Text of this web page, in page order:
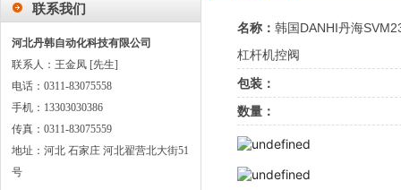
联系我们
河北丹韩自动化科技有限公司
联系人：王金凤 [先生]
电话：0311-83075558
手机：13303030386
传真：0311-83075559
地址：河北 石家庄 河北翟营北大街51
号
名称： 韩国DANHI丹海
杠杆机控阀
包装：
数量：